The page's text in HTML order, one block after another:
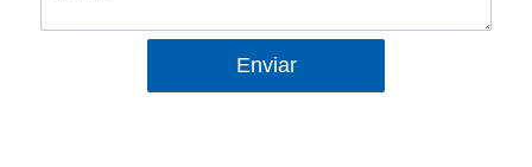
Enviar